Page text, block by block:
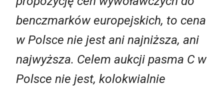
benczmarków europejskich, to cena
w Polsce nie jest ani najniższa, ani
najwyższa. Celem aukcji pasma C w
Polsce nie jest, kolokwialnie